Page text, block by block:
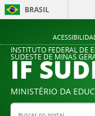
BRASIL
INSTITUTO FEDERAL DE
SUDESTE DE MINAS
IF
MINISTÉRIO DA
Buscar no portal